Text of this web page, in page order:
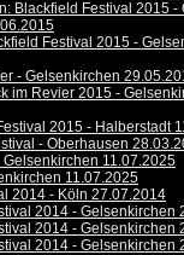
Blackfield Festival 2015 -
Festival 2015 -
- Gelsenkirchen
im Revier 2015 -
2015 - Halberstadt
- Oberhausen
Gelsenkirchen 11.07.2025
11.07.2025
2014 - Köln 27.07.2014
2014 - Gelsenkirchen
2014 - Gelsenkirchen
2014 - Gelsenkirchen